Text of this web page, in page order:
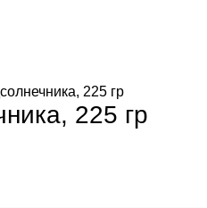
225 гр
225 гр